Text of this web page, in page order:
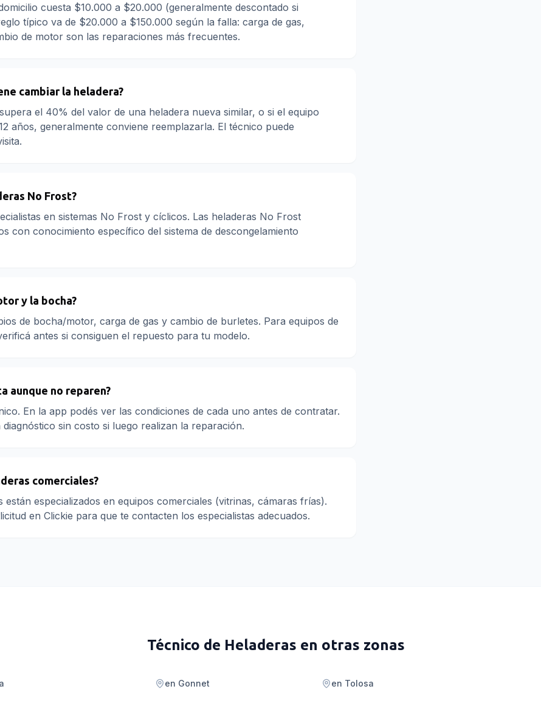
cuesta $10.000 a $20.000 (generalmente descontado si
típico va de $20.000 a $150.000 según la falla: carga de gas,
de motor son las reparaciones más frecuentes.
cambiar la heladera?
el 40% del valor de una heladera nueva similar, o si el equipo
años, generalmente conviene reemplazarla. El técnico puede
No Frost?
en sistemas No Frost y cíclicos. Las heladeras No Frost
con conocimiento específico del sistema de descongelamiento
y la bocha?
de bocha/motor, carga de gas y cambio de burletes. Para equipos de
antes si consiguen el repuesto para tu modelo.
aunque no reparen?
En la app podés ver las condiciones de cada uno antes de contratar.
sin costo si luego realizan la reparación.
comerciales?
están especializados en equipos comerciales (vitrinas, cámaras frías).
en Clickie para que te contacten los especialistas adecuados.
Técnico de Heladeras en otras zonas
en Gonnet en Tolosa